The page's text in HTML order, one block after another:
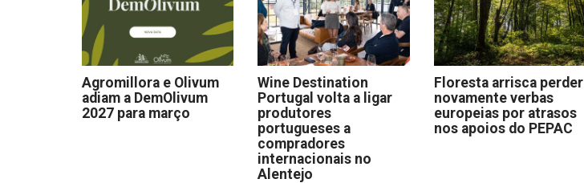
Agromillora e Olivum
adiam a DemOlivum
2027 para março
Wine Destination
Portugal volta a ligar
produtores
portugueses a
compradores
internacionais no
Alentejo
Floresta arrisca perder
novamente verbas
europeias por atrasos
nos apoios do PEPAC